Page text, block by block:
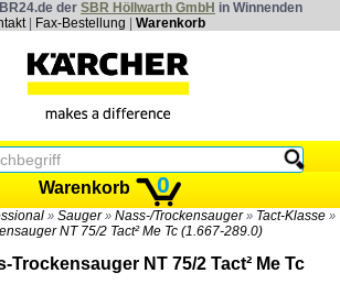
der SBR Höllwarth GmbH in Winnenden
| Fax-Bestellung Warenkorb
Warenkorb 0
» Sauger» Nass-/Trockensauger» Tact-Klasse »
NT 75/2 Tact² Me Tc (1.667-289.0)
Trockensauger NT 75/2 Tact² Me Tc